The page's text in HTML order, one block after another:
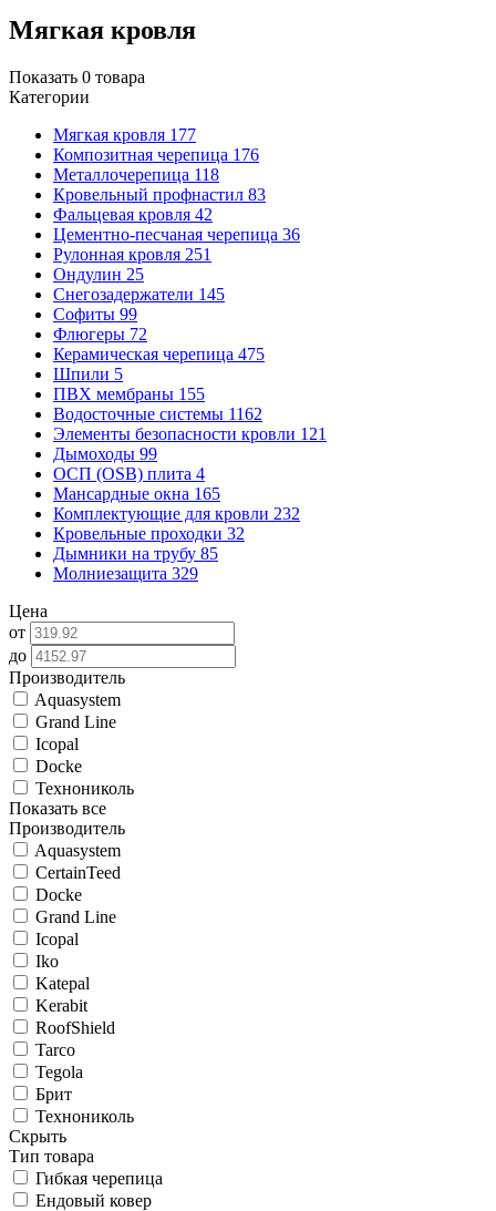
Мягкая кровля
Показать 0 товара
Категории
Мягкая кровля 177
Композитная черепица 176
Металлочерепица 118
Кровельный профнастил 83
Фальцевая кровля 42
Цементно-песчаная черепица 36
Рулонная кровля 251
Ондулин 25
Снегозадержатели 145
Софиты 99
Флюгеры 72
Керамическая черепица 475
Шпили 5
ПВХ мембраны 155
Водосточные системы 1162
Элементы безопасности кровли 121
Дымоходы 99
ОСП (OSB) плита 4
Мансардные окна 165
Комплектующие для кровли 232
Кровельные проходки 32
Дымники на трубу 85
Молниезащита 329
Цена
от
до
Производитель
Aquasystem
Grand Line
Icopal
Docke
Технониколь
Показать все
Производитель
Aquasystem
CertainTeed
Docke
Grand Line
Icopal
Iko
Katepal
Kerabit
RoofShield
Tarco
Tegola
Брит
Технониколь
Скрыть
Тип товара
Гибкая черепица
Ендовый ковер